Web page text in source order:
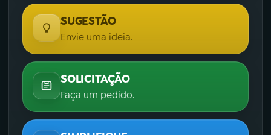
SUGESTÃO
Envie uma ideia.
SOLICITAÇÃO
Faça um pedido.